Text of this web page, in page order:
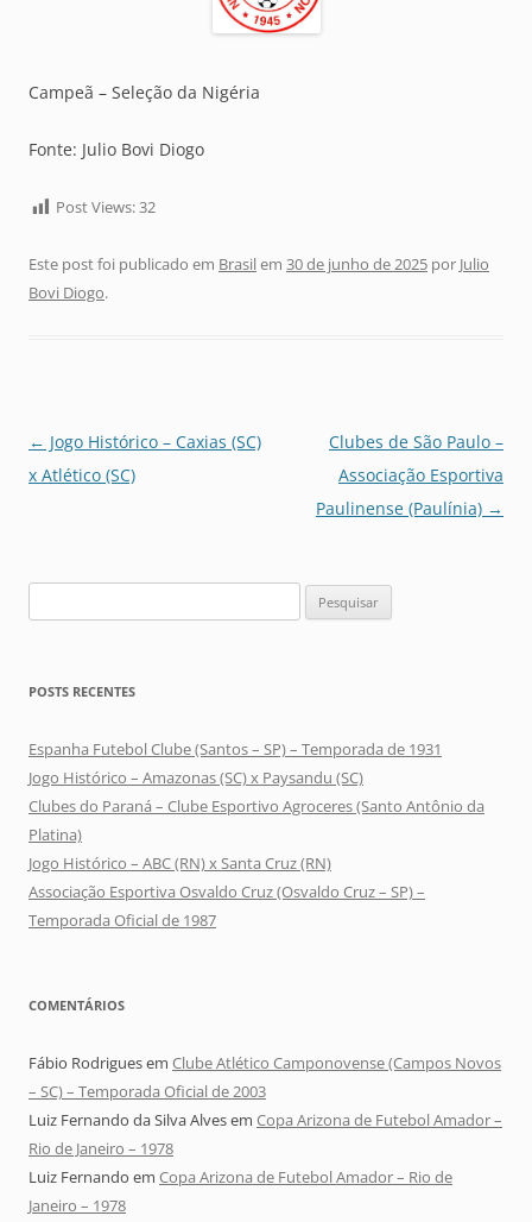
Campeã – Seleção da Nigéria
Fonte: Julio Bovi Diogo
Post Views:32
Este post foi publicado em Brasilem 30 de junho de 2025 por Julio
Bovi Diogo.
Navegação
de
← Jogo Histórico – Caxias (SC)
x Atlético (SC)
Clubes de São Paulo –
Associação Esportiva
Paulinense (Paulínia) →
por:
POSTS RECENTES
Espanha Futebol Clube (Santos – SP) – Temporada de 1931
Jogo Histórico – Amazonas (SC) x Paysandu (SC)
Clubes do Paraná – Clube Esportivo Agroceres (Santo Antônio da
Platina)
Jogo Histórico – ABC (RN) x Santa Cruz (RN)
Associação Esportiva Osvaldo Cruz (Osvaldo Cruz – SP) –
Temporada Oficial de 1987
COMENTÁRIOS
Fábio Rodriguesem Clube Atlético Camponovense (Campos Novos
– SC) – Temporada Oficial de 2003
Luiz Fernando da Silva Alvesem Copa Arizona de Futebol Amador –
Rio de Janeiro – 1978
Luiz Fernando em Copa Arizona de Futebol Amador – Rio de
Janeiro – 1978